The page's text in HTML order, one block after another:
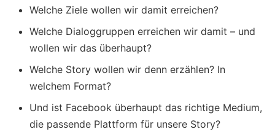
Welche Ziele wollen wir damit erreichen?
Welche Dialoggruppen erreichen wir damit – und
wollen wir das überhaupt?
Welche Story wollen wir denn erzählen? In
welchem Format?
Und ist Facebook überhaupt das richtige Medium,
die passende Plattform für unsere Story?